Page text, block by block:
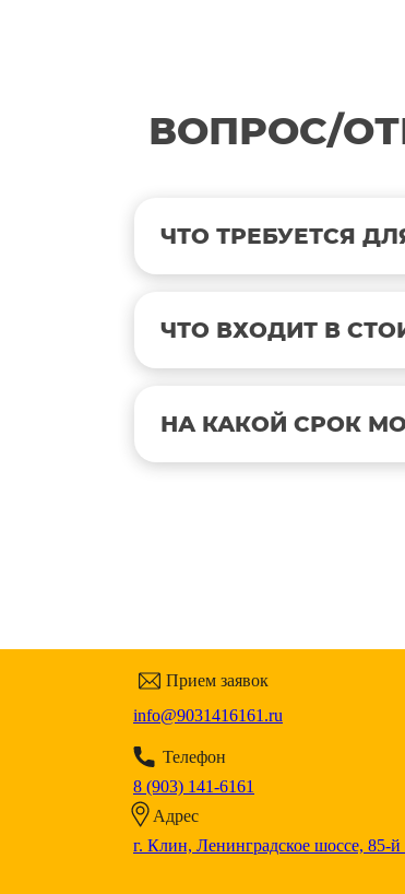
ВОПРОС/
ЧТО ТРЕБУЕТСЯ
ЧТО ВХОДИТ В
НА КАКОЙ СРОК
Прием заявок
info@9031416161.ru
Телефон
8 (903) 141-6161
Адрес
г. Клин, Ленинградское шоссе, 85-